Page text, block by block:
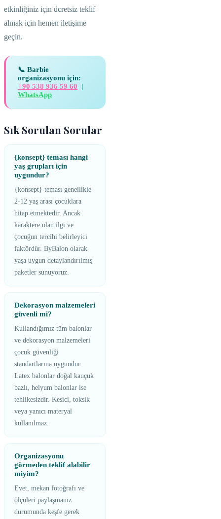
etkinliğiniz için ücretsiz teklif
almak için hemen iletişime
geçin.
📞 Barbie
organizasyonu için:
+90 538 936 59 60 |
WhatsApp
Sık Sorulan Sorular
{konsept} teması hangi
yaş grupları için
uygundur?
{konsept} teması genellikle
2-12 yaş arası çocuklara
hitap etmektedir. Ancak
karaktere olan ilgi ve
çocuğun tercihi belirleyici
faktördür. ByBalon olarak
yaşa uygun detaylandırılmış
paketler sunuyoruz.
Dekorasyon malzemeleri
güvenli mi?
Kullandığımız tüm balonlar
ve dekorasyon malzemeleri
çocuk güvenliği
standartlarına uygundur.
Latex balonlar doğal kauçuk
bazlı, helyum balonlar ise
tehlikesizdir. Kesici, toksik
veya yanıcı materyal
kullanılmaz.
Organizasyonu
görmeden teklif alabilir
miyim?
Evet, mekan fotoğrafı ve
ölçüleri paylaşmanız
durumunda keşfe gerek